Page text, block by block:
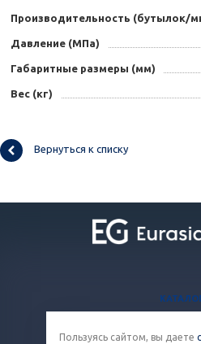
Производительность (бутылок/
Давление (МПа)
Габаритные размеры (мм)
Вес (кг)
Вернуться к списку
ВОПРОСЫ И
Пользуясь сайтом, вы даете